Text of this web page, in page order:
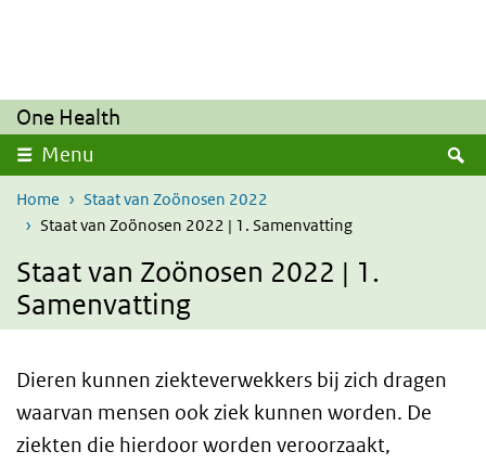
One Health
Menu
Home
Staat van Zoönosen 2022
Staat van Zoönosen 2022 | 1. Samenvatting
Staat van Zoönosen 2022 | 1.
Samenvatting
Dieren kunnen ziekteverwekkers bij zich dragen
waarvan mensen ook ziek kunnen worden. De
ziekten die hierdoor worden veroorzaakt,